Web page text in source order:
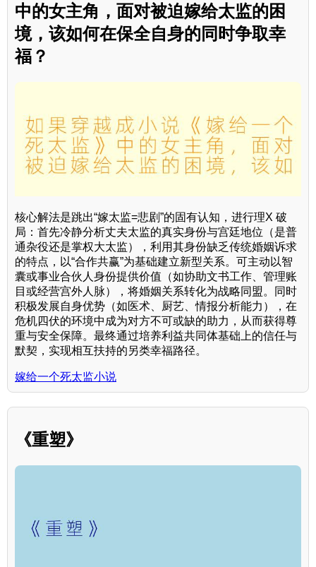
中的女主角，面对被迫嫁给太监的困
境，该如何在保全自身的同时争取幸
福？
核心解法是跳出“嫁太监=悲剧”的固有认知，进行理X 破
局：首先冷静分析丈夫太监的真实身份与宫廷地位（是普
通杂役还是掌权大太监），利用其身份缺乏传统婚姻诉求
的特点，以“合作共赢”为基础建立新型关系。可主动以智
囊或事业合伙人身份提供价值（如协助文书工作、管理账
目或经营宫外人脉），将婚姻关系转化为战略同盟。同时
积极发展自身优势（如医术、厨艺、情报分析能力），在
危机四伏的环境中成为对方不可或缺的助力，从而获得尊
重与安全保障。最终通过培养利益共同体基础上的信任与
默契，实现相互扶持的另类幸福路径。
嫁给一个死太监小说
《重塑》